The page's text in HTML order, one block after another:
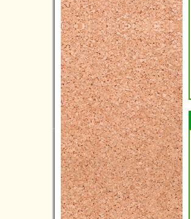
2022年10月(8)
2022年09月(5)
2022年08月(4)
2022年07月(3)
2022年06月(4)
2022年05月(3)
2022年04月(5)
2022年03月(1)
2022年02月(3)
2022年01月(2)
2021年12月(5)